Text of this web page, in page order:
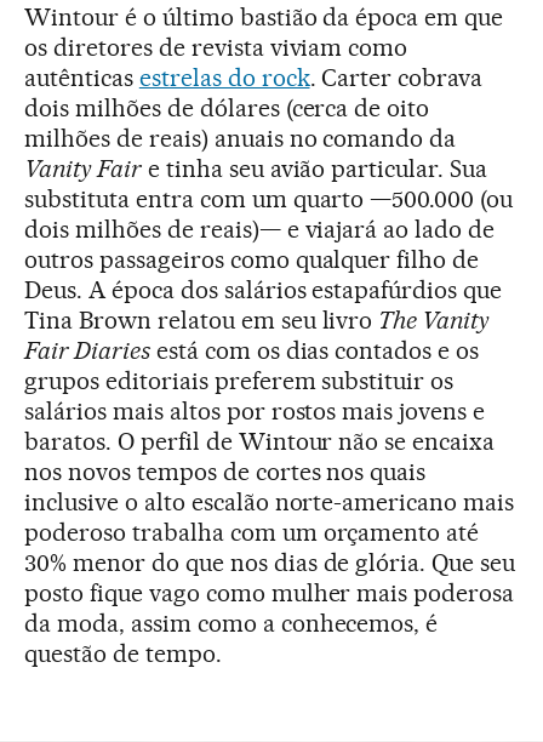
Wintour é o último bastião da época em que
os diretores de revista viviam como
autênticas estrelas do rock. Carter cobrava
dois milhões de dólares (cerca de oito
milhões de reais) anuais no comando da
Vanity Faire tinha seu avião particular. Sua
substituta entra com um quarto —500.000 (ou
dois milhões de reais)— e viajará ao lado de
outros passageiros como qualquer filho de
Deus. A época dos salários estapafúrdios que
Tina Brown relatou em seu livro The Vanity
Fair Diariesestá com os dias contados e os
grupos editoriais preferem substituir os
salários mais altos por rostos mais jovens e
baratos. O perfil de Wintour não se encaixa
nos novos tempos de cortes nos quais
inclusive o alto escalão norte-americano mais
poderoso trabalha com um orçamento até
30% menor do que nos dias de glória. Que seu
posto fique vago como mulher mais poderosa
da moda, assim como a conhecemos, é
questão de tempo.